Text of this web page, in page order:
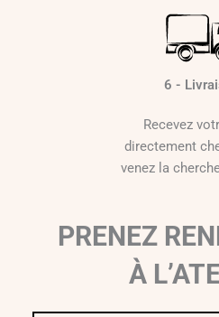
6 -
Recevez
directement
venez la
PRENEZ
À